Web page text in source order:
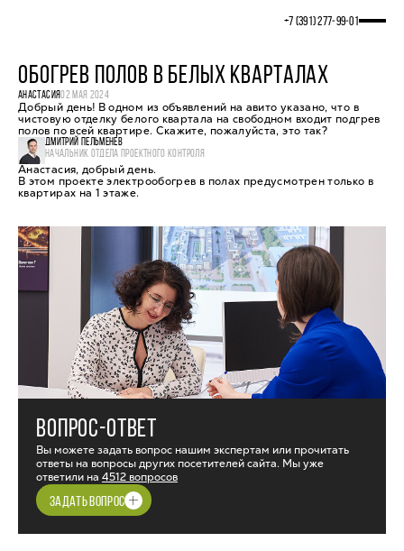
+7 (391) 277‒99‒01
ОБОГРЕВ ПОЛОВ В БЕЛЫХ КВАРТАЛАХ
АНАСТАСИЯ02 МАЯ 2024
Добрый день! В одном из объявлений на авито указано, что в
чистовую отделку белого квартала на свободном входит подгрев
полов по всей квартире. Скажите, пожалуйста, это так?
ДМИТРИЙ ПЕЛЬМЕНЕВ
НАЧАЛЬНИК ОТДЕЛА ПРОЕКТНОГО КОНТРОЛЯ
Анастасия, добрый день.
В этом проекте электрообогрев в полах предусмотрен только в
квартирах на 1 этаже.
ВОПРОС-ОТВЕТ
Вы можете задать вопрос нашим экспертам или прочитать
ответы на вопросы других посетителей сайта. Мы уже
ответили на 4512 вопросов
ЗАДАТЬ ВОПРОС